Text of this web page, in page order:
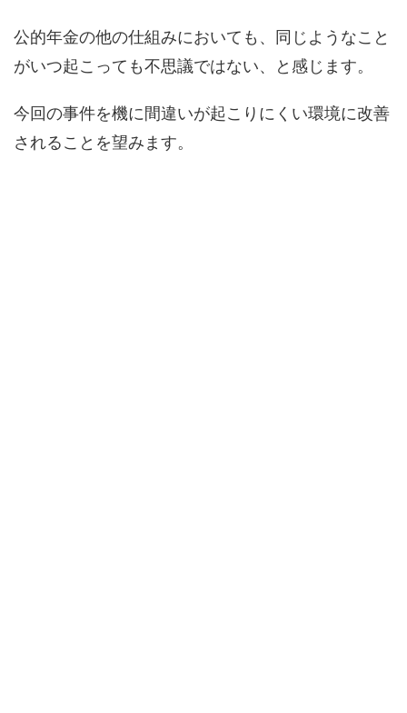
公的年金の他の仕組みにおいても、同じようなこと
がいつ起こっても不思議ではない、と感じます。
今回の事件を機に間違いが起こりにくい環境に改善
されることを望みます。